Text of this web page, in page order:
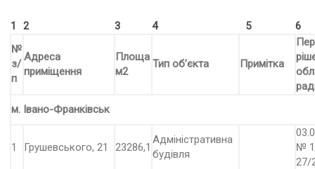
№
з/
п
Адреса
приміщення
Площа
м2
Тип об’єкта Примітка
1 2 3 4 5 6
м. Івано-Франківськ
1 Грушевського, 21 23286,1
Адміністративна
будівля
№
27/